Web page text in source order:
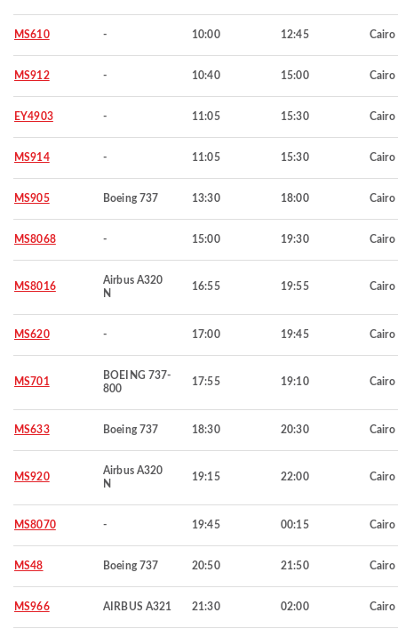
MS610 - 10:00 12:45 Cairo
MS912 - 10:40 15:00 Cairo
EY4903 - 11:05 15:30 Cairo
MS914 - 11:05 15:30 Cairo
MS905 Boeing 737 13:30 18:00 Cairo
MS8068 - 15:00 19:30 Cairo
MS8016
Airbus A320
N
16:55 19:55 Cairo
MS620 - 17:00 19:45 Cairo
MS701
BOEING 737-
800
17:55 19:10 Cairo
MS633 Boeing 737 18:30 20:30 Cairo
MS920
Airbus A320
N
19:15 22:00 Cairo
MS8070 - 19:45 00:15 Cairo
MS48 Boeing 737 20:50 21:50 Cairo
MS966 AIRBUS A321 21:30 02:00 Cairo